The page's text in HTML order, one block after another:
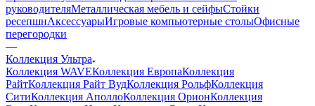
руководителяМеталлическая мебель и сейфыСтойки
ресепшнАксессуарыИгровые компьютерные столыОфисные
перегородки
—
Коллекция Ультра
Коллекция WAVEКоллекция ЕвропаКоллекция
РайтКоллекция Райт ВудКоллекция РольфКоллекция
СитиКоллекция АполлоКоллекция ОрионКоллекция